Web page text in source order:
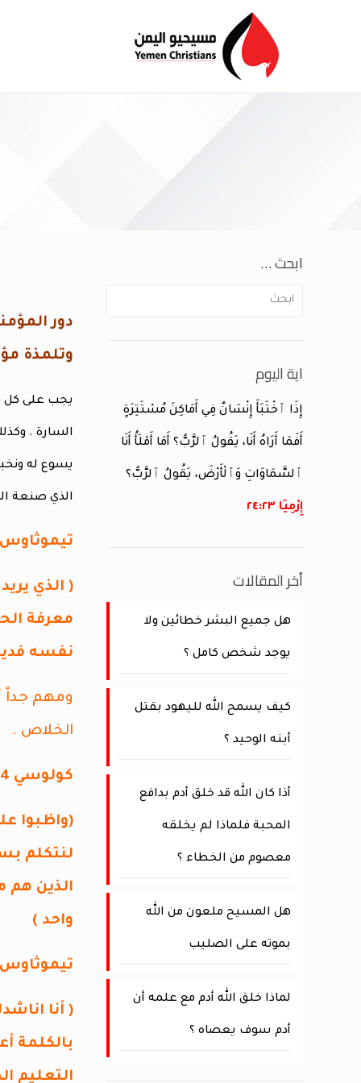
دور
وتلمذة
يجب على كل
السارة .
يسوع له
الذي صنعة
تيموثاوس
( الذي
معرفة
نفسه
ومهم جداً
الخلاص .
كولوسي 4 : 2- 6
(واظبوا
لنتكلم
الذين هم
واحد )
تيموثاوس
( أنا
بالكلمة
ابحث …
اية اليوم
إِذَا ٱخْتَبَأَ إِنْسَانٌ فِي أَمَاكِنَ مُسْتَتِرَةٍ
أَفَمَا أَرَاهُ أَنَا، يَقُولُ ٱلرَّبُّ؟ أَمَا أَمْلَأُ أَنَا
ٱلسَّمَاوَاتِ وَٱلْأَرْضَ، يَقُولُ ٱلرَّبُّ؟
إِرْمِيَا ٢٣:‏٢٤
أخر المقالات
هل جميع البشر خطائين ولا
يوجد شخص كامل ؟
كيف يسمح الله لليهود بقتل
أبنه الوحيد ؟
أذا كان الله قد خلق أدم بدافع
المحبة فلماذا لم يخلقه
معصوم من الخطاء ؟
هل المسيح ملعون من الله
بموته على الصليب
لماذا خلق الله أدم مع علمه أن
أدم سوف يعصاه ؟